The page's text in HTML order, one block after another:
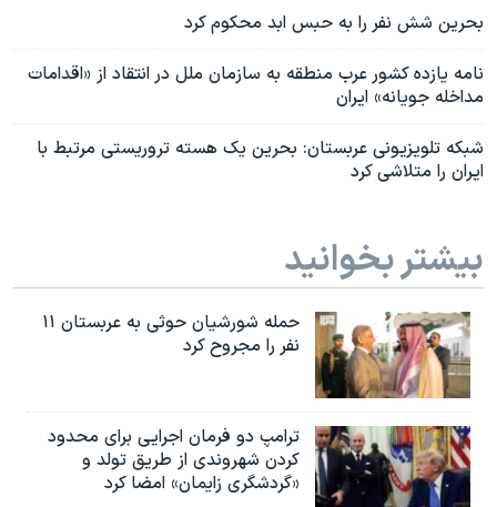
بحرین شش نفر را به حبس ابد محکوم کرد
نامه یازده کشور عرب منطقه به سازمان ملل در انتقاد از «اقدامات
مداخله جویانه» ایران
شبکه تلویزیونی عربستان: بحرین یک هسته تروریستی مرتبط با
ایران را متلاشی کرد
بیشتر بخوانید
حمله شورشیان حوثی به عربستان ۱۱
نفر را مجروح کرد
ترامپ دو فرمان اجرایی برای محدود
کردن شهروندی از طریق تولد و
«گردشگری زایمان» امضا کرد